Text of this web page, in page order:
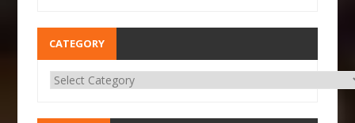
CATEGORY